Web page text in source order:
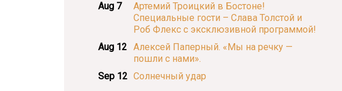
Aug 7
Артемий Троицкий в Бостоне!
Специальные гости – Слава Толстой и
Роб Флекс с эксклюзивной программой!
Aug 12
Алексей Паперный. «Мы на речку —
пошли с нами».
Sep 12 Солнечный удар